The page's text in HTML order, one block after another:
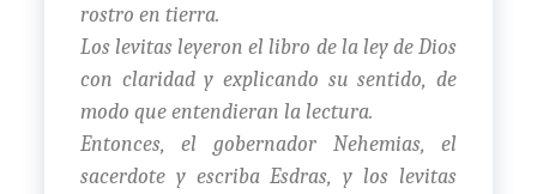
rostro en tierra.
Los levitas leyeron el libro de la ley de Dios
con claridad y explicando su sentido, de
modo que entendieran la lectura.
Entonces, el gobernador Nehemias, el
sacerdote y escriba Esdras, y los levitas